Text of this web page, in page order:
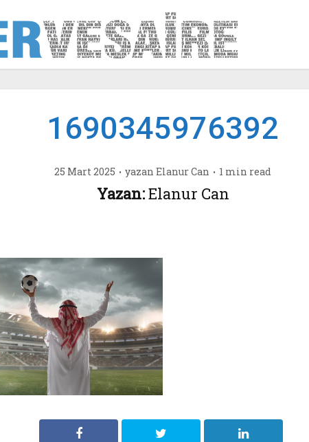
1690345976392
25 Mart 2025 yazan Elanur Can 1 min read
Yazan:Elanur Can